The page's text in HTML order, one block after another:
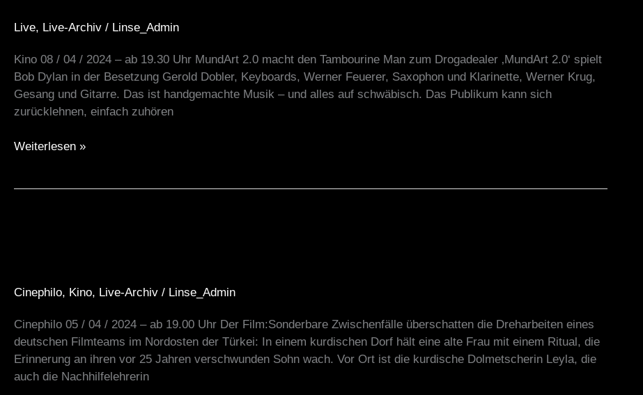
Live, Live-Archiv / Linse_Admin
Kino 08 / 04 / 2024 – ab 19.30 Uhr MundArt 2.0 macht den Tambourine Man zum Drogadealer ‚MundArt 2.0‘ spielt
Bob Dylan in der Besetzung Gerold Dobler, Keyboards, Werner Feuerer, Saxophon und Klarinette, Werner Krug,
Gesang und Gitarre. Das ist handgemachte Musik – und alles auf schwäbisch. Das Publikum kann sich
zurücklehnen, einfach zuhören
Weiterlesen »
Cinephilo, Kino, Live-Archiv / Linse_Admin
Cinephilo 05 / 04 / 2024 – ab 19.00 Uhr Der Film:Sonderbare Zwischenfälle überschatten die Dreharbeiten eines
deutschen Filmteams im Nordosten der Türkei: In einem kurdischen Dorf hält eine alte Frau mit einem Ritual, die
Erinnerung an ihren vor 25 Jahren verschwunden Sohn wach. Vor Ort ist die kurdische Dolmetscherin Leyla, die
auch die Nachhilfelehrerin
mit
Janna
Heine
05/04/24